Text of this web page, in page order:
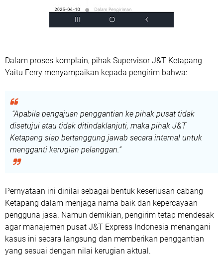
Dalam proses komplain, pihak Supervisor J&T Ketapang
Yaitu Ferry menyampaikan kepada pengirim bahwa:
“Apabila pengajuan penggantian ke pihak pusat tidak
disetujui atau tidak ditindaklanjuti, maka pihak J&T
Ketapang siap bertanggung jawab secara internal untuk
mengganti kerugian pelanggan.”
Pernyataan ini dinilai sebagai bentuk keseriusan cabang
Ketapang dalam menjaga nama baik dan kepercayaan
pengguna jasa. Namun demikian, pengirim tetap mendesak
agar manajemen pusat J&T Express Indonesia menangani
kasus ini secara langsung dan memberikan penggantian
yang sesuai dengan nilai kerugian aktual.